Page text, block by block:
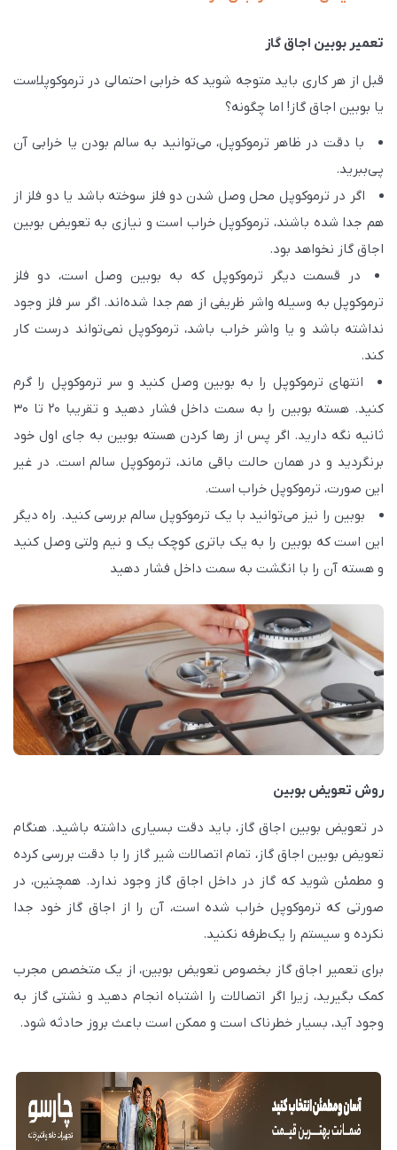
تعمیر بوبین اجاق گاز
قبل از هر کاری باید متوجه شوید که خرابی احتمالی در ترموکوپلاست
یا بوبین اجاق گاز! اما چگونه؟
با دقت در ظاهر ترموکوپل، می‌توانید به سالم بودن یا خرابی آن
پی‌ببرید.
اگر در ترموکوپل محل وصل شدن دو فلز سوخته باشد یا دو فلز از
هم جدا شده باشند، ترموکوپل خراب است و نیازی به تعویض بوبین
اجاق گاز نخواهد بود.
در قسمت دیگر ترموکوپل که به بوبین وصل است، دو فلز
ترموکوپل به وسیله واشر ظریفی از هم جدا شده‌اند. اگر سر فلز وجود
نداشته باشد و یا واشر خراب باشد، ترموکوپل نمی‌تواند درست کار
کند.
انتهای ترموکوپل را به بوبین وصل کنید و سر ترموکوپل را گرم
کنید. هسته بوبین را به سمت داخل فشار دهید و تقریبا 20 تا 30
ثانیه نگه دارید. اگر پس از رها کردن هسته بوبین به جای اول خود
برنگردید و در همان حالت باقی ماند، ترموکوپل سالم است. در غیر
این صورت، ترموکوپل خراب است.
بوبین را نیز می‌توانید با یک ترموکوپل سالم بررسی کنید. راه دیگر
این است که بوبین را به یک باتری کوچک یک و نیم ولتی وصل کنید
و هسته آن را با انگشت به سمت داخل فشار دهید
روش تعویض بوبین
در تعویض بوبین اجاق گاز، باید دقت بسیاری داشته باشید. هنگام
تعویض بوبین اجاق گاز، تمام اتصالات شیر گاز را با دقت بررسی کرده
و مطمئن شوید که گاز در داخل اجاق گاز وجود ندارد. همچنین، در
صورتی که ترموکوپل خراب شده است، آن را از اجاق گاز خود جدا
نکرده و سیستم را یک‌طرفه نکنید.
برای تعمیر اجاق گاز بخصوص تعویض بوبین، از یک متخصص مجرب
کمک بگیرید، زیرا اگر اتصالات را اشتباه انجام دهید و نشتی گاز به
وجود آید، بسیار خطرناک است و ممکن است باعث بروز حادثه شود.